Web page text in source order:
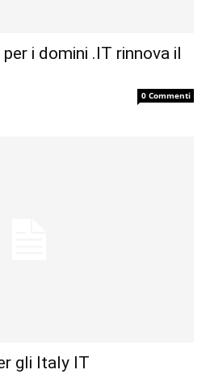
i domini .IT rinnova il
0 Commenti
gli Italy IT